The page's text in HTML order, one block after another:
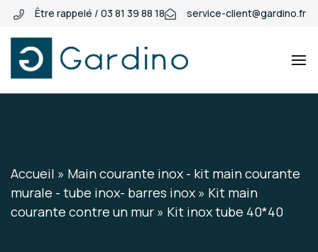
Être rappelé / 03 81 39 88 18 service-client@gardino.fr
Gardino
Gardino
Accueil » Main courante inox - kit main courante
murale - tube inox- barres inox » Kit main
courante contre un mur » Kit inox tube 40*40